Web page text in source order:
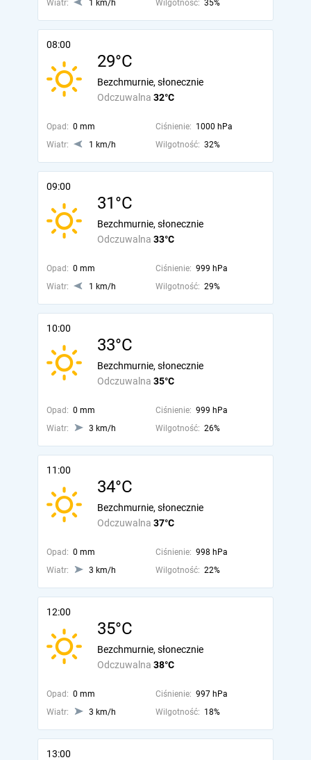
Wiatr: 1 km/h Wilgotność: 35%
08:00
29°C
Odczuwalna 32°C
Bezchmurnie, słonecznie
Opad: 0 mm Ciśnienie: 1000 hPa
Wiatr:
1 km/h Wilgotność: 32%
09:00
31°C
Odczuwalna 33°C
Bezchmurnie, słonecznie
Opad: 0 mm Ciśnienie: 999 hPa
Wiatr:
1 km/h Wilgotność: 29%
10:00
33°C
Odczuwalna 35°C
Bezchmurnie, słonecznie
Opad: 0 mm Ciśnienie: 999 hPa
Wiatr:
3 km/h Wilgotność: 26%
11:00
34°C
Odczuwalna 37°C
Bezchmurnie, słonecznie
Opad: 0 mm Ciśnienie: 998 hPa
Wiatr:
3 km/h Wilgotność: 22%
12:00
35°C
Odczuwalna 38°C
Bezchmurnie, słonecznie
Opad: 0 mm Ciśnienie: 997 hPa
Wiatr:
3 km/h Wilgotność: 18%
13:00